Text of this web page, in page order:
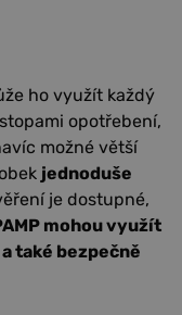
ho využít každý
opotřebení,
možné větší
jednoduše
je dostupné,
mohou využít
také bezpečně